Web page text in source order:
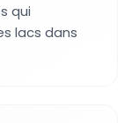
qui
lacs dans